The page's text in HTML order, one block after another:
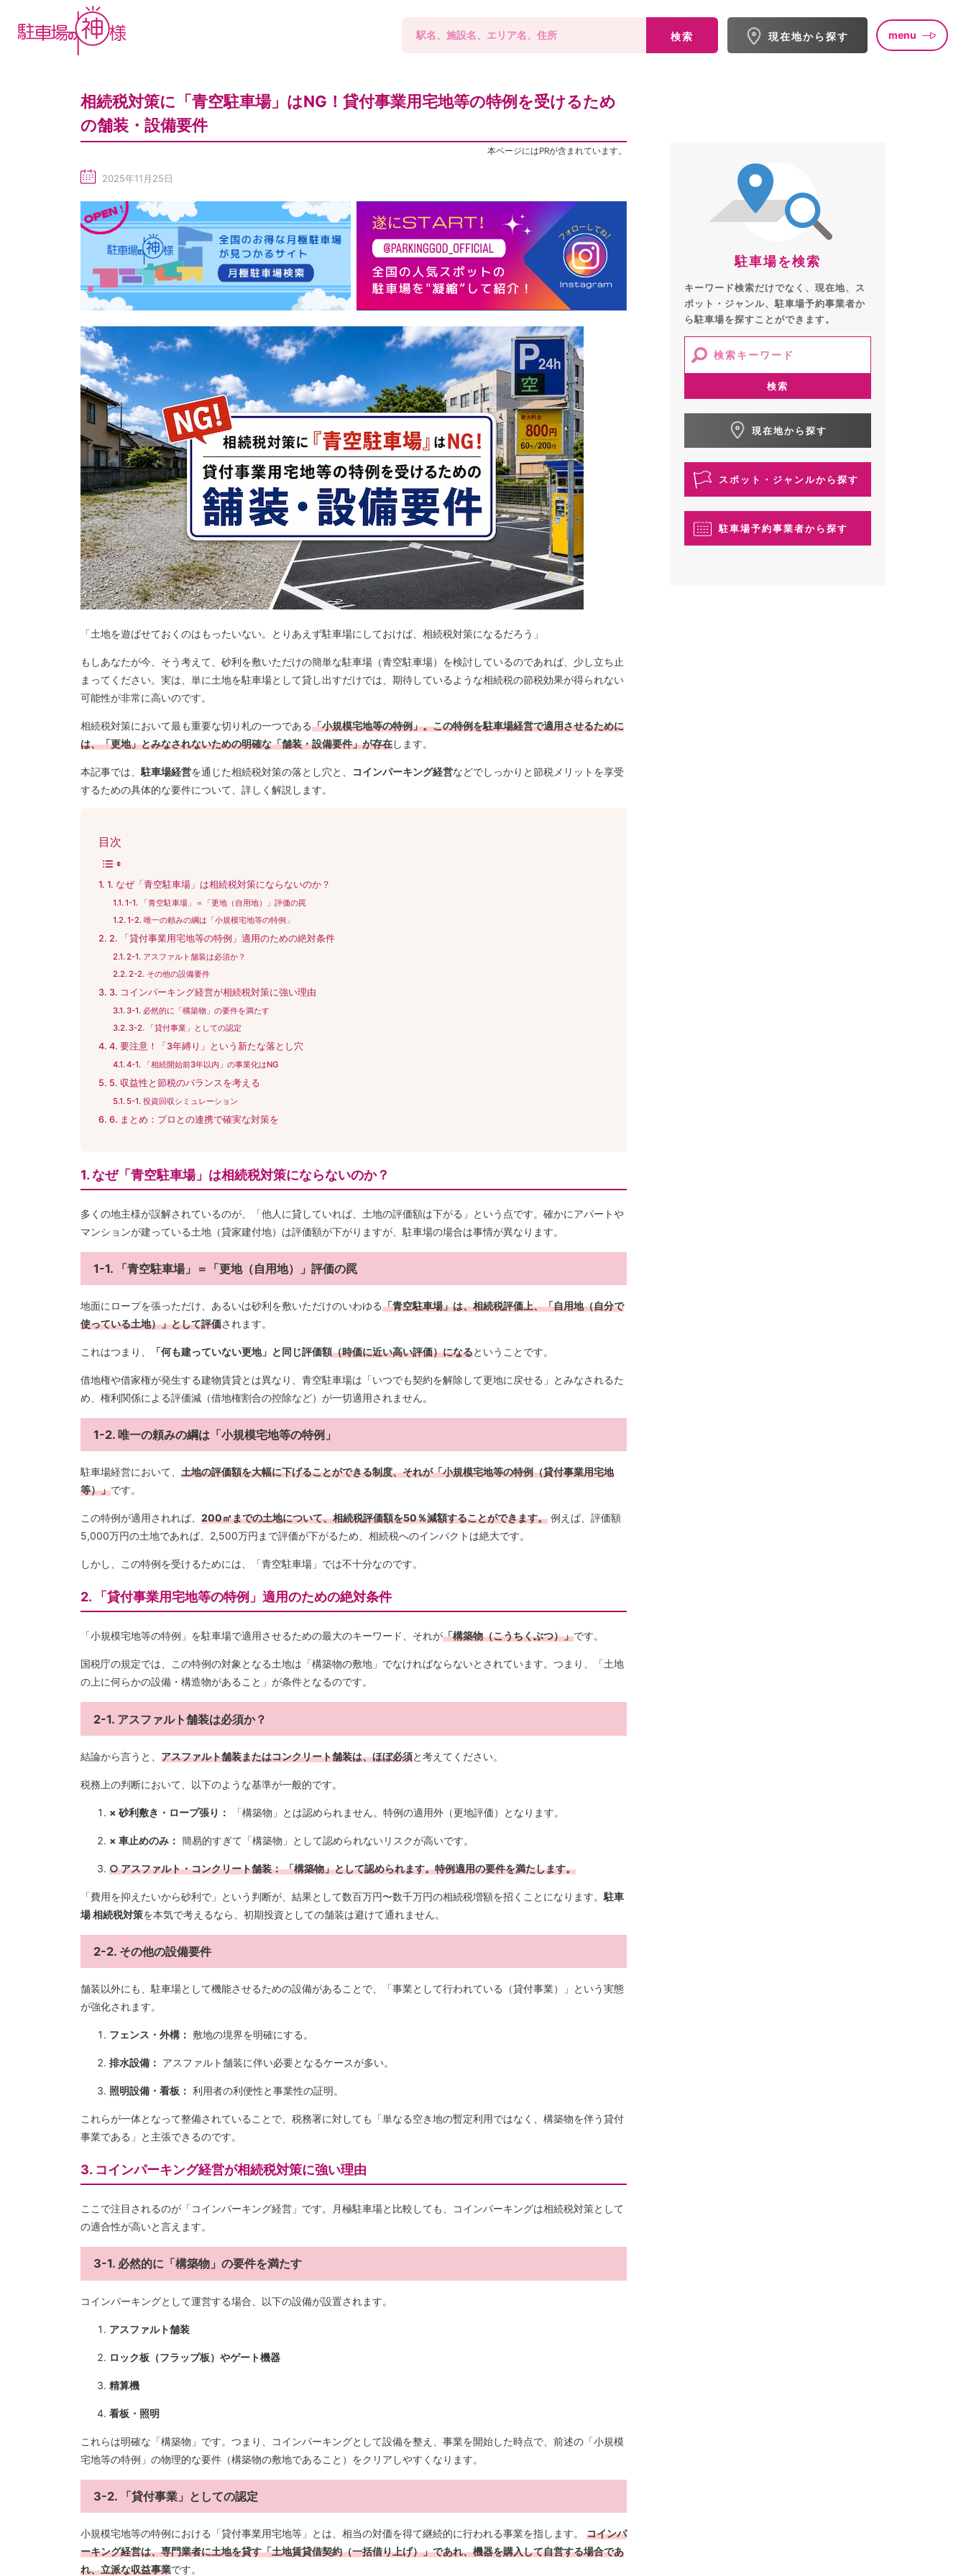
検索 現在地から探す menu
相続税対策に「青空駐車場」はNG！貸付事業用宅地等の特例を受けるため
の舗装・設備要件
本ページにはPRが含まれています。
he
du
2025年11月25日
「土地を遊ばせておくのはもったいない。とりあえず駐車場にしておけば、相続税対策になるだろう」
もしあなたが今、そう考えて、砂利を敷いただけの簡単な駐車場（青空駐車場）を検討しているのであれば、少し立ち止
まってください。実は、単に土地を駐車場として貸し出すだけでは、期待しているような相続税の節税効果が得られない
可能性が非常に高いのです。
相続税対策において最も重要な切り札の一つである「小規模宅地等の特例」。この特例を駐車場経営で適用させるために
は、「更地」とみなされないための明確な「舗装・設備要件」が存在します。
本記事では、 駐車場経営を通じた相続税対策の落とし穴と、 コインパーキング経営などでしっかりと節税メリットを享受
するための具体的な要件について、詳しく解説します。
目次
1. なぜ「青空駐車場」は相続税対策にならないのか？
1-1. 「青空駐車場」＝「更地（自用地）」評価の罠
1-2. 唯一の頼みの綱は「小規模宅地等の特例」
2. 「貸付事業用宅地等の特例」適用のための絶対条件
2-1. アスファルト舗装は必須か？
2-2. その他の設備要件
3. コインパーキング経営が相続税対策に強い理由
3-1. 必然的に「構築物」の要件を満たす
3-2. 「貸付事業」としての認定
4. 要注意！「3年縛り」という新たな落とし穴
4-1. 「相続開始前3年以内」の事業化はNG
5. 収益性と節税のバランスを考える
5-1. 投資回収シミュレーション
6. まとめ：プロとの連携で確実な対策を
1. なぜ「青空駐車場」は相続税対策にならないのか？
多くの地主様が誤解されているのが、「他人に貸していれば、土地の評価額は下がる」という点です。確かにアパートや
マンションが建っている土地（貸家建付地）は評価額が下がりますが、駐車場の場合は事情が異なります。
1-1. 「青空駐車場」＝「更地（自用地）」評価の罠
地面にロープを張っただけ、あるいは砂利を敷いただけのいわゆる「青空駐車場」は、相続税評価上、「自用地（自分で
使っている土地）」として評価されます。
これはつまり、 「何も建っていない更地」と同じ評価額（時価に近い高い評価）になるということです。
借地権や借家権が発生する建物賃貸とは異なり、青空駐車場は「いつでも契約を解除して更地に戻せる」とみなされるた
め、権利関係による評価減（借地権割合の控除など）が一切適用されません。
1-2. 唯一の頼みの綱は「小規模宅地等の特例」
駐車場経営において、 土地の評価額を大幅に下げることができる制度、それが「小規模宅地等の特例（貸付事業用宅地
等）」です。
この特例が適用されれば、 200㎡までの土地について、相続税評価額を50％減額することができます。 例えば、評価額
5,000万円の土地であれば、2,500万円まで評価が下がるため、相続税へのインパクトは絶大です。
しかし、この特例を受けるためには、「青空駐車場」では不十分なのです。
2. 「貸付事業用宅地等の特例」適用のための絶対条件
「小規模宅地等の特例」を駐車場で適用させるための最大のキーワード、それが「構築物（こうちくぶつ）」です。
国税庁の規定では、この特例の対象となる土地は「構築物の敷地」でなければならないとされています。つまり、「土地
の上に何らかの設備・構造物があること」が条件となるのです。
2-1. アスファルト舗装は必須か？
結論から言うと、 アスファルト舗装またはコンクリート舗装は、ほぼ必須と考えてください。
税務上の判断において、以下のような基準が一般的です。
× 砂利敷き・ロープ張り： 「構築物」とは認められません。特例の適用外（更地評価）となります。
× 車止めのみ： 簡易的すぎて「構築物」として認められないリスクが高いです。
○ アスファルト・コンクリート舗装： 「構築物」として認められます。特例適用の要件を満たします。
「費用を抑えたいから砂利で」という判断が、結果として数百万円〜数千万円の相続税増額を招くことになります。 駐車
場 相続税対策を本気で考えるなら、初期投資としての舗装は避けて通れません。
2-2. その他の設備要件
舗装以外にも、駐車場として機能させるための設備があることで、「事業として行われている（貸付事業）」という実態
が強化されます。
フェンス・外構： 敷地の境界を明確にする。
排水設備： アスファルト舗装に伴い必要となるケースが多い。
照明設備・看板： 利用者の利便性と事業性の証明。
これらが一体となって整備されていることで、税務署に対しても「単なる空き地の暫定利用ではなく、構築物を伴う貸付
事業である」と主張できるのです。
3. コインパーキング経営が相続税対策に強い理由
ここで注目されるのが「コインパーキング経営」です。月極駐車場と比較しても、コインパーキングは相続税対策として
の適合性が高いと言えます。
3-1. 必然的に「構築物」の要件を満たす
コインパーキングとして運営する場合、以下の設備が設置されます。
アスファルト舗装
ロック板（フラップ板）やゲート機器
精算機
看板・照明
これらは明確な「構築物」です。つまり、コインパーキングとして設備を整え、事業を開始した時点で、前述の「小規模
宅地等の特例」の物理的な要件（構築物の敷地であること）をクリアしやすくなります。
3-2. 「貸付事業」としての認定
小規模宅地等の特例における「貸付事業用宅地等」とは、相当の対価を得て継続的に行われる事業を指します。 コインパ
ーキング経営は、専門業者に土地を貸す「土地賃貸借契約（一括借り上げ）」であれ、機器を購入して自営する場合であ
れ、立派な収益事業です。
駐車場を検索
キーワード検索だけでなく、現在地、ス
ポット・ジャンル、駐車場予約事業者か
ら駐車場を探すことができます。
検索
現在地から探す
スポット・ジャンルから探す
駐車場予約事業者から探す